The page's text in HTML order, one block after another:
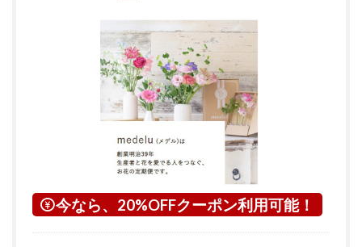
横浜
市に
つい
て
今なら、20%OFFクーポン利用可能！